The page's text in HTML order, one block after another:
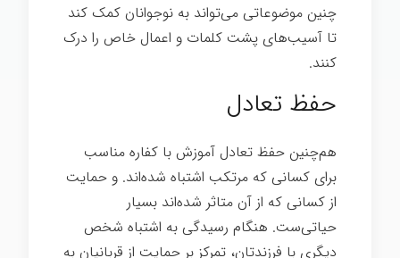
چنین موضوعاتی می‌تواند به نوجوانان کمک کند
تا آسیب‌های پشت کلمات و اعمال خاص را درک
کنند.
حفظ تعادل
هم‌چنین حفظ تعادل آموزش با کفاره مناسب
برای کسانی که مرتکب اشتباه شده‌اند. و حمایت
از کسانی که از آن متاثر شده‌اند بسیار
حیاتی‌ست. هنگام رسیدگی به اشتباه شخص
دیگری با فرزندتان، تمرکز بر حمایت از قربانیان به